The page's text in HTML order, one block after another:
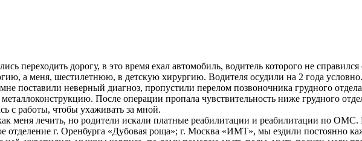
переходить дорогу, в это время ехал автомобиль, водитель которого не
а меня, шестилетнюю, в детскую хирургию. Водителя осудили на 2 года условно.
поставили неверный диагноз, пропустили перелом позвоночника грудного
После операции пропала чувствительность ниже грудного
с работы, чтобы ухаживать за мной.
меня лечить, но родители искали платные реабилитации и реабилитации по
отделение г. Оренбурга «Дубовая роща»; г. Москва «ИМТ», мы ездили постоянно